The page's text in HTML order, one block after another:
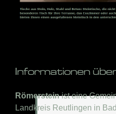
Informationen
Römersteinist eine
Landkreis Reutlingen in